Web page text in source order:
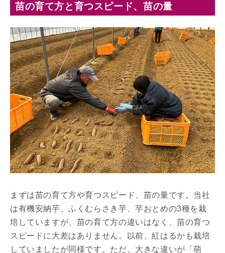
苗の育て方と育つスピード、苗の量
まずは苗の育て方や育つスピード、苗の量です。当社
は有機安納芋、ふくむらさき芋、芋おとめの3種を栽
培していますが、苗の育て方の違いはなく、苗の育つ
スピードに大差はありません。以前、紅はるかも栽培
していましたが同様です。ただ、大きな違いが「萌